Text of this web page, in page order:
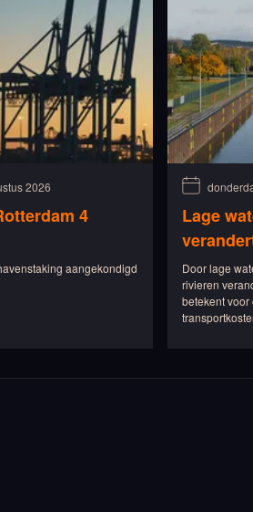
2026
4
aangekondigd
Lage
Door lage
rivieren
betekent